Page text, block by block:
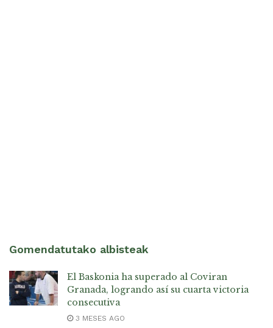
Gomendatutako albisteak
El Baskonia ha superado al Coviran
Granada, logrando así su cuarta victoria
consecutiva
3 MESES AGO